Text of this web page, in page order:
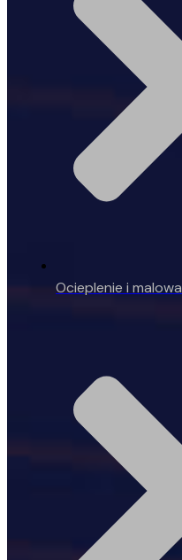
Ocieplenie i